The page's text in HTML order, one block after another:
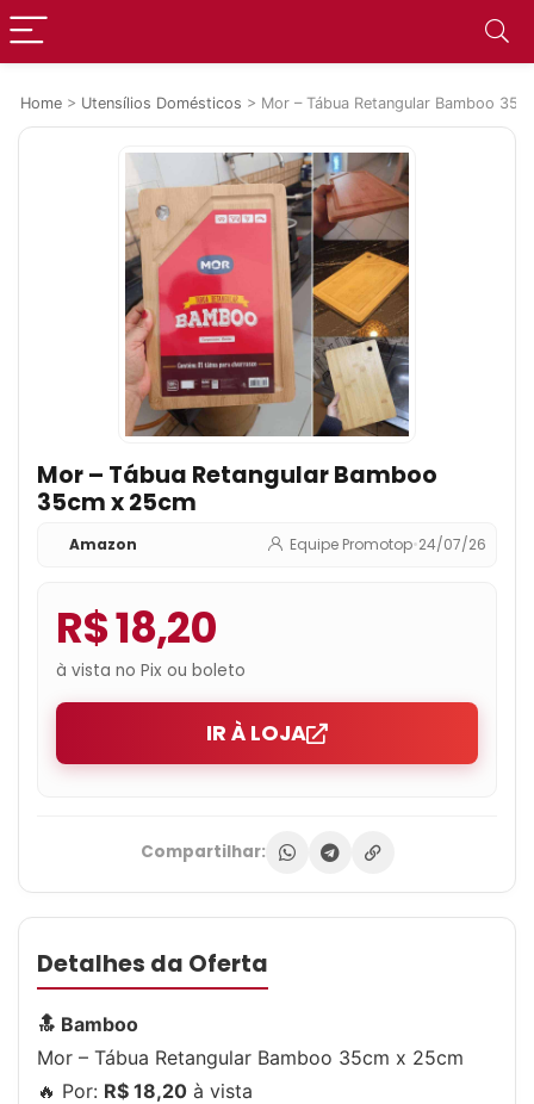
Home > Utensílios Domésticos > Mor – Tábua Retangular Bamboo
Mor – Tábua Retangular Bamboo
35cm x 25cm
Amazon Equipe Promotop•24/07/26
R$ 18,20
à vista no Pix ou boleto
IR À LOJA
Compartilhar:
Detalhes da Oferta
🔝 Bamboo
Mor – Tábua Retangular Bamboo 35cm x 25cm
🔥 Por: R$ 18,20 à vista